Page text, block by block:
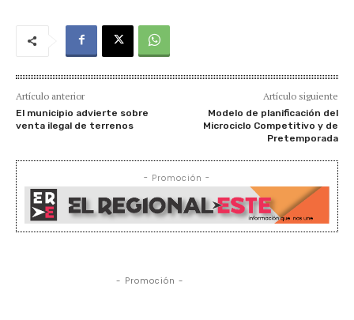
Artículo anterior
El municipio advierte sobre
venta ilegal de terrenos
Artículo siguiente
Modelo de planificación del
Microciclo Competitivo y de
Pretemporada
- Promoción -
- Promoción -